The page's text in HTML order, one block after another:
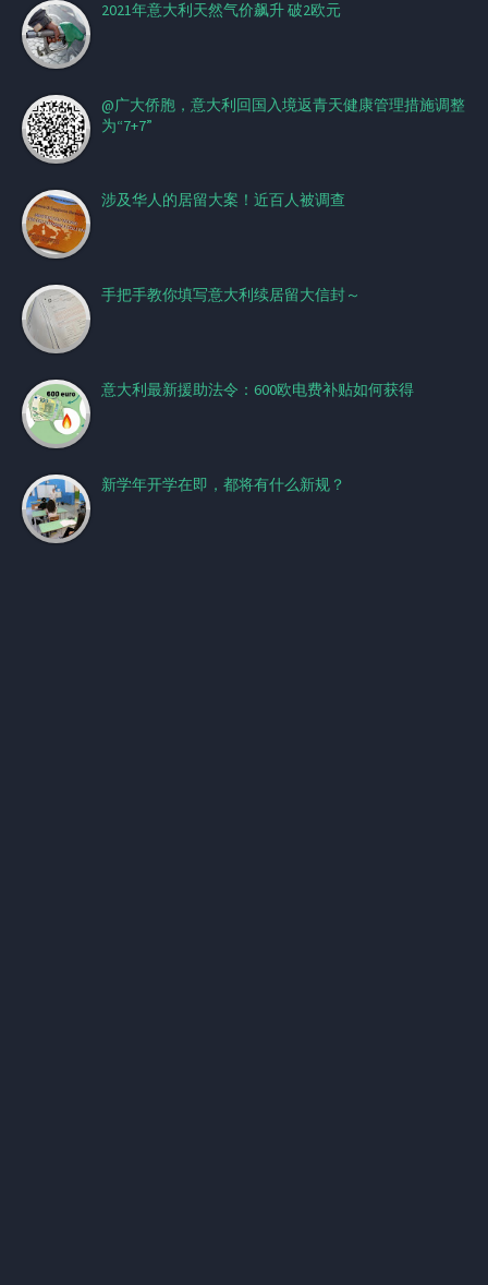
2021年意大利天然气价飙升 破2欧元
@广大侨胞，意大利回国入境返青天健康管理措施调整
为“7+7”
涉及华人的居留大案！近百人被调查
手把手教你填写意大利续居留大信封～
意大利最新援助法令：600欧电费补贴如何获得
新学年开学在即，都将有什么新规？